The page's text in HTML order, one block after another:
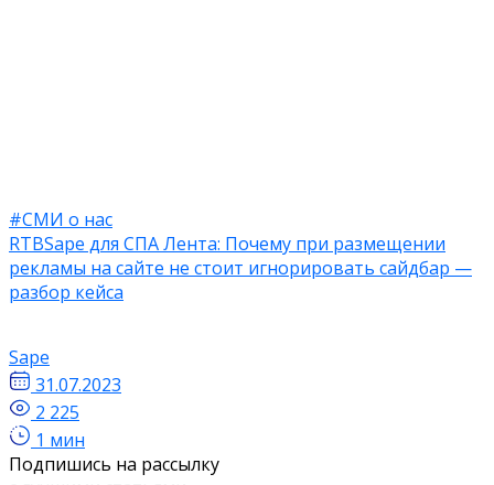
#СМИ о нас
RTBSape для СПА Лента: Почему при размещении
рекламы на сайте не стоит игнорировать сайдбар —
разбор кейса
Sape
31.07.2023
2 225
1 мин
Подпишись на рассылку